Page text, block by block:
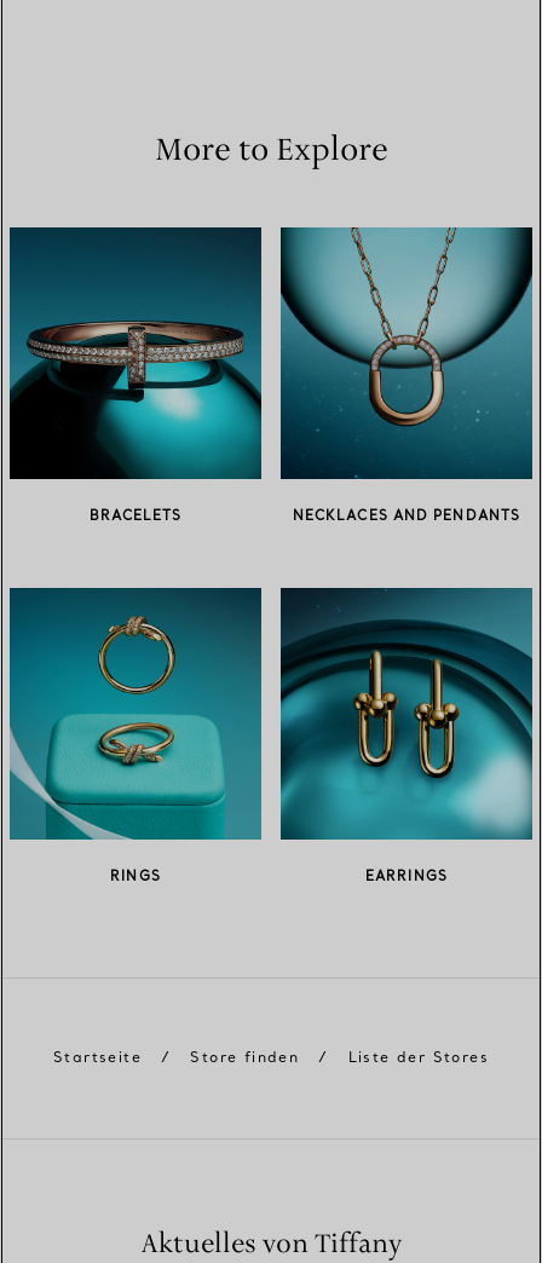
More to Explore
BRACELETS NECKLACES AND PENDANTS
RINGS EARRINGS
Startseite / Store finden / Liste der Stores
Aktuelles von Tiffany